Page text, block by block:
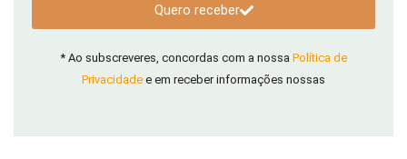
Quero receber
* Ao subscreveres, concordas com a nossa Política de
Privacidade e em receber informações nossas